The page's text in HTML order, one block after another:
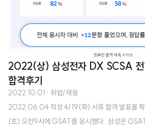
2022(상) 삼성전자 DX SCSA
합격후기
2022.10.01 · 취업/채용
2022.06.04 작성 4/19(화) 서류 합격 발표를 확
(토) 오전9시에 GSAT를 응시했다. ​ 삼성은